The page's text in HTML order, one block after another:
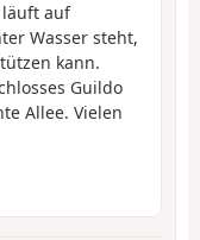
läuft auf
Wasser steht,
kann.
Guildo
Allee. Vielen